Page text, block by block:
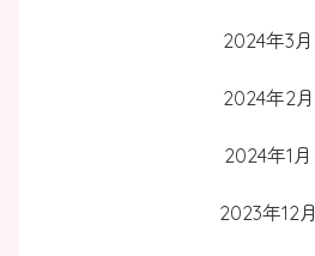
2024年3月
2024年2月
2024年1月
2023年12月